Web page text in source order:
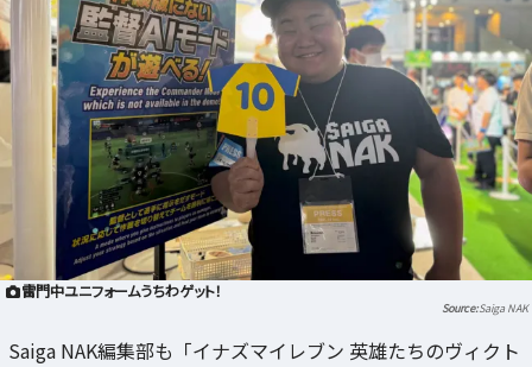
雷門中ユニフォームうちわゲット！
Saiga NAK
Saiga NAK編集部も「イナズマイレブン 英雄たちのヴィクト